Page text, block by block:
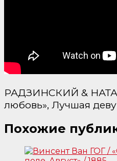
РАДЗИНСКИЙ &
любовь», Лучшая
Похожие